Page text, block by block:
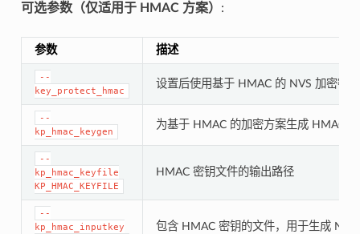
可选参数（仅适用于 HMAC 方案） :
参数 描述
--
key_protect_hmac
设置后使用基于 HMAC 的 NVS 加密密
--
kp_hmac_keygen
为基于 HMAC 的加密方案生成 HMAC
--
kp_hmac_keyfile
KP_HMAC_KEYFILE
HMAC 密钥文件的输出路径
--
kp_hmac_inputkey
包含 HMAC 密钥的文件，用于生成 NVS